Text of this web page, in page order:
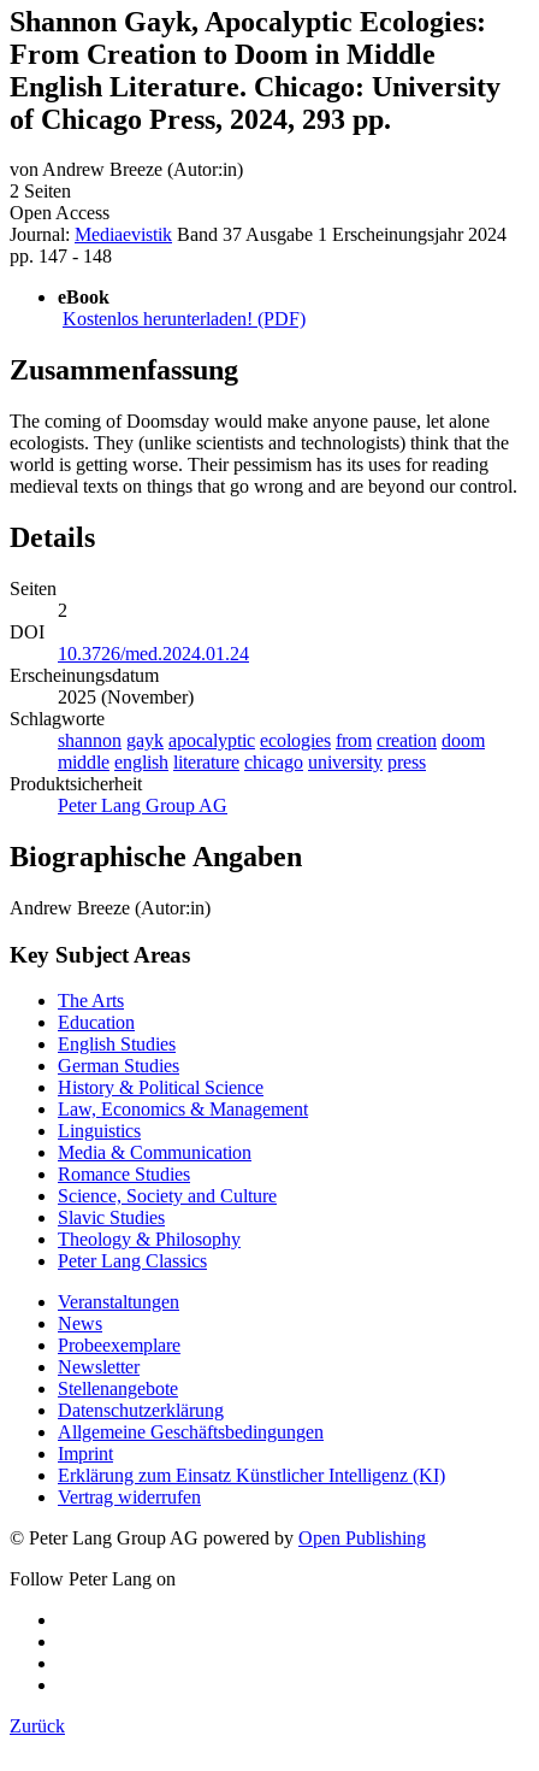
Shannon Gayk, Apocalyptic Ecologies:
From Creation to Doom in Middle
English Literature. Chicago: University
of Chicago Press, 2024, 293 pp.
vonAndrew Breeze (Autor:in)
2 Seiten
Open Access
Journal: Mediaevistik Band 37Ausgabe 1 Erscheinungsjahr 2024
pp. 147 - 148
eBook
Kostenlos herunterladen! (PDF)
Zusammenfassung
The coming of Doomsday would make anyone pause, let alone
ecologists. They (unlike scientists and technologists) think that the
world is getting worse. Their pessimism has its uses for reading
medieval texts on things that go wrong and are beyond our control.
Details
Seiten
2
DOI
10.3726/med.2024.01.24
Erscheinungsdatum
2025 (November)
Schlagworte
shannon gayk apocalyptic ecologies from creation doom
middle english literature chicago university press
Produktsicherheit
Peter Lang Group AG
Biographische Angaben
Andrew Breeze (Autor:in)
Key Subject Areas
The Arts
Education
English Studies
German Studies
History & Political Science
Law, Economics & Management
Linguistics
Media & Communication
Romance Studies
Science, Society and Culture
Slavic Studies
Theology & Philosophy
Peter Lang Classics
Veranstaltungen
News
Probeexemplare
Newsletter
Stellenangebote
Datenschutzerklärung
Allgemeine Geschäftsbedingungen
Imprint
Erklärung zum Einsatz Künstlicher Intelligenz (KI)
Vertrag widerrufen
© Peter Lang Group AG powered by Open Publishing
Follow Peter Lang on
Zurück